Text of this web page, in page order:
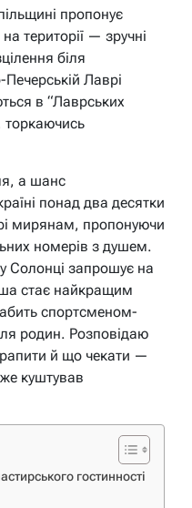
пропонує
території — зручні
біля
Лаврі
в “Лаврських
торкаючись
а шанс
понад два десятки
мирянам, пропонуючи
номерів з душем.
Солонці запрошує на
стає найкращим
спортсменом-
родин. Розповідаю
й що чекати —
куштував
гостинності